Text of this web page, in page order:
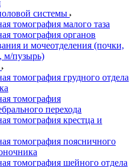
системы
томография малого таза
томография органов
и мочеотделения (почки,
м/пузырь)
томография грудного отдела
томография
перехода
томография крестца и
томография поясничного
томография шейного отдела